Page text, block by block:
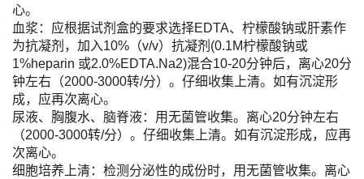
心。
血浆：应根据试剂盒的要求选择EDTA、柠檬酸钠或肝素作
为抗凝剂，加入10%（v/v）抗凝剂(0.1M柠檬酸钠或
1%heparin 或2.0%EDTA.Na2)混合10-20分钟后，离心20分
钟左右（2000-3000转/分）。仔细收集上清。如有沉淀形
成，应再次离心。
尿液、胸腹水、脑脊液：用无菌管收集。离心20分钟左右
（2000-3000转/分）。仔细收集上清。如有沉淀形成，应再
次离心。
细胞培养上清：检测分泌性的成份时，用无菌管收集。离心